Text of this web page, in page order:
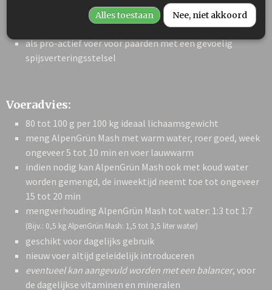
voor regeneratie en als opbouwvoeding
geschikt voor paarden en pony's van alle leeftijden
als pro-actief voer voor paarden met een gevoelig
spijsverteringsstelsel
Voeradvies:
80 tot 100 g per 100 kg ideaal lichaamsgewicht
meng AlpenGrün Mash met warm water, roer goed, week
ongeveer 5 tot 10 min en voer lauwwarm
indien nodig kan AlpenGrün Mash ook met koud water
worden gemengd, de inweektijd neemt toe tot ongeveer
15 tot 20 min
mengverhouding AlpenGrün Mash tot water: 1:3 tot 1:7
(Bijv.: 0,5 kg AlpenGrün Mash: 1,5 tot 3,5 liter water)
geschikt voor dagelijks gebruik
nieuw voer altijd geleidelijk introduceren
eventueel kan aangevuld worden met een balancer, voor
de dagelijkse vitaminen en mineralen
Alles toestaan Nee, niet akkoord